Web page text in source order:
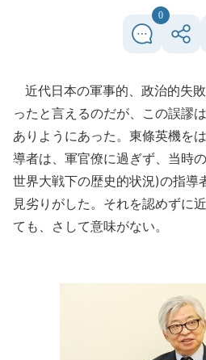
0
近代日本の軍事的、政治的失
ったと言えるのだが、この誤謬
ありようにあった。東條英機を
導者は、軍官僚に過ぎず、当時
世界大戦下の歴史的状況)の指導
見劣りがした。それを認めずに
ても、さして意味がない。